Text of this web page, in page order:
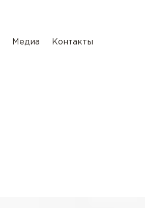
Медиа Контакты